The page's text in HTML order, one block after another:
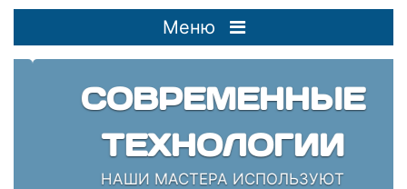
Меню
СОВРЕМЕННЫЕ
ТЕХНОЛОГИИ
НАШИ МАСТЕРА ИСПОЛЬЗУЮТ